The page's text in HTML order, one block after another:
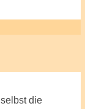
die